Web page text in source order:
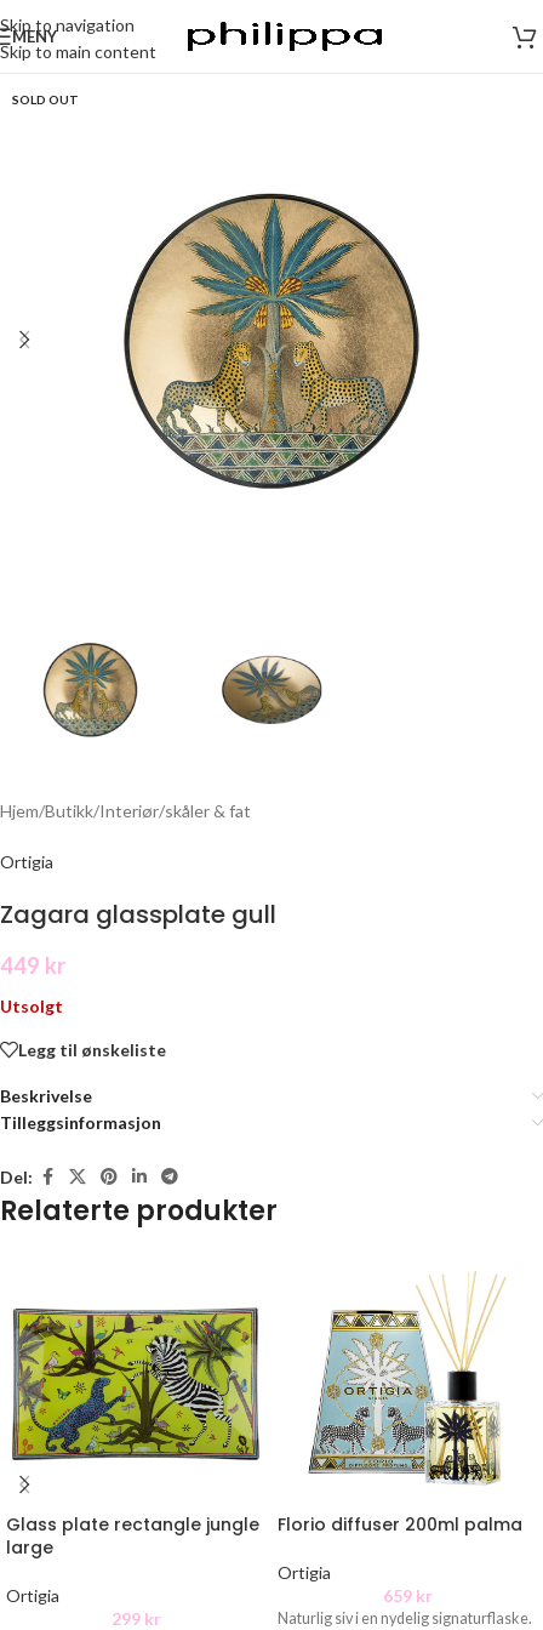
Skip to navigation
Skip to main content
MENY
SOLD OUT
Hjem/Butikk/Interiør/skåler & fat
Ortigia
Zagara glassplate gull
449 kr
Utsolgt
Legg til ønskeliste
Beskrivelse
Tilleggsinformasjon
Del:
Relaterte produkter
Glass plate rectangle jungle
large
Ortigia
299 kr
Florio diffuser 200ml palma
Ortigia
659 kr
Naturlig siv i en nydelig signaturflaske.